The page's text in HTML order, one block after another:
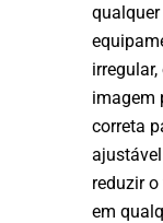
imagem
correta
reduzir
em